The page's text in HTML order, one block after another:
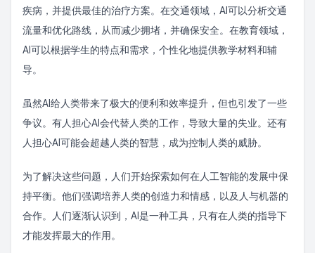
疾病，并提供最佳的治疗方案。在交通领域，AI可以分析交通
流量和优化路线，从而减少拥堵，并确保安全。在教育领域，
AI可以根据学生的特点和需求，个性化地提供教学材料和辅
导。
虽然AI给人类带来了极大的便利和效率提升，但也引发了一些
争议。有人担心AI会代替人类的工作，导致大量的失业。还有
人担心AI可能会超越人类的智慧，成为控制人类的威胁。
为了解决这些问题，人们开始探索如何在人工智能的发展中保
持平衡。他们强调培养人类的创造力和情感，以及人与机器的
合作。人们逐渐认识到，AI是一种工具，只有在人类的指导下
才能发挥最大的作用。